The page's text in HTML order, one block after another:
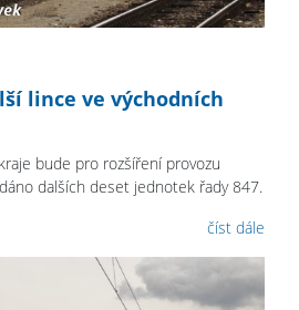
lince ve východních
bude pro rozšíření provozu
dalších deset jednotek řady 847.
číst dále